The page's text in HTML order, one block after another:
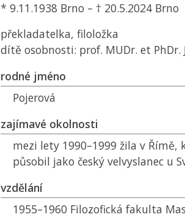
* 9.11.1938 Brno – † 20.5.2024 Brno
překladatelka, filoložka
dítě osobnosti: prof. MUDr. et PhDr.
rodné jméno
Pojerová
zajímavé okolnosti
mezi lety 1990–1999 žila v Římě,
působil jako český velvyslanec u
vzdělání
1955–1960 Filozofická fakulta